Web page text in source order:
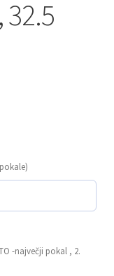
-največji pokal , 2.